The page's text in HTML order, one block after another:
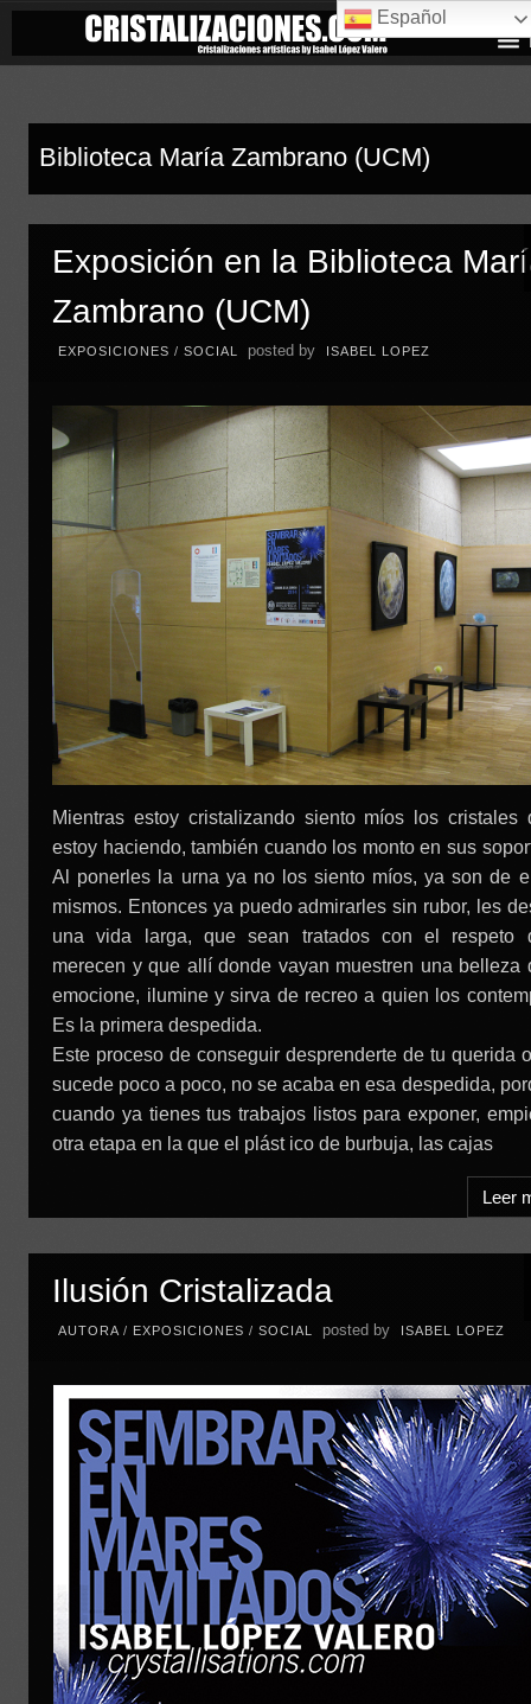
Biblioteca María Zambrano (UCM)
Exposición en la Biblioteca
Zambrano (UCM)
EXPOSICIONES /SOCIAL posted by ISABEL LOPEZ
Mientras estoy cristalizando siento míos los cristales
estoy haciendo, también cuando los monto en sus
Al ponerles la urna ya no los siento míos, ya son de
mismos. Entonces ya puedo admirarles sin rubor, les
una vida larga, que sean tratados con el respeto
merecen y que allí donde vayan muestren una belleza
emocione, ilumine y sirva de recreo a quien los
Es la primera despedida.
Este proceso de conseguir desprenderte de tu querida
sucede poco a poco, no se acaba en esa despedida,
cuando ya tienes tus trabajos listos para exponer,
otra etapa en la que el plást ico de burbuja, las cajas
Leer
Ilusión Cristalizada
AUTORA / EXPOSICIONES /SOCIAL posted by ISABEL LOPEZ
Español